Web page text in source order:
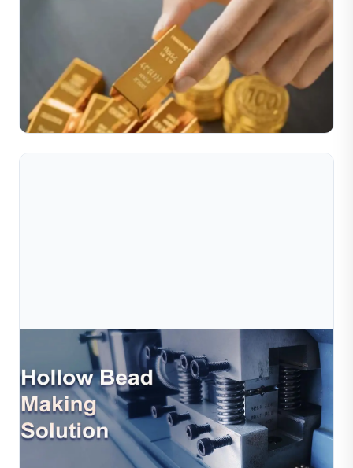
Giải Pháp Sản Xuất Bi Rỗng Tự Động Trong Chế
Trong ngành công nghiệp trang sức đầy cạnh tranh hiện
nay, các nhà sản xuất đang chịu áp lực ngày càng lớn
trong việc tạo ra những mẫu thiết kế có trọng lượng n...
Đọc toàn bộ bài viết
Jul 10, 2026
Giải Pháp Sản Xuất Hạt Trang Sức Rỗng – Tự
Động Hóa Hiệu Quả Cho Quy Trình Chế T
Hạt rỗng được sử dụng rộng rãi trong thiết kế trang sức
hiện đại nhờ kết cấu nhẹ, vẻ ngoài thanh lịch và hiệu quả
về chi phí. Tuy nhiên, các phương pháp sản xuấ...
Đọc toàn bộ bài viết